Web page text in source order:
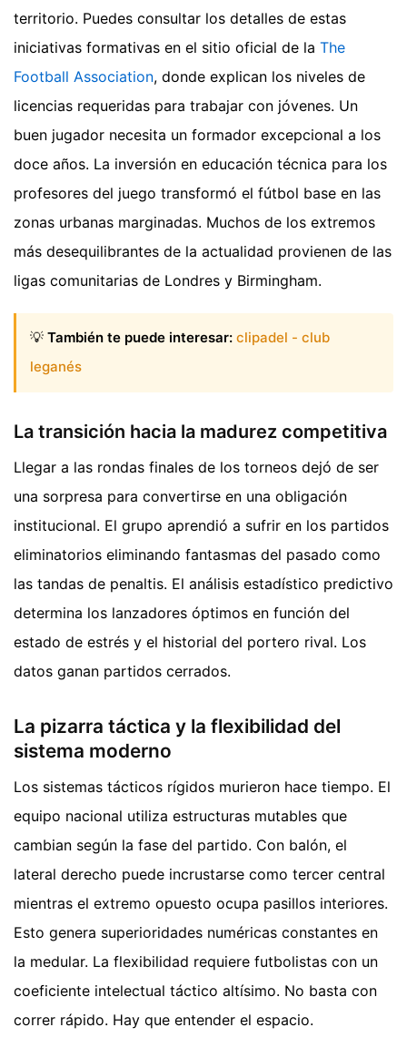
territorio. Puedes consultar los detalles de estas
iniciativas formativas en el sitio oficial de la The
Football Association, donde explican los niveles de
licencias requeridas para trabajar con jóvenes. Un
buen jugador necesita un formador excepcional a los
doce años. La inversión en educación técnica para los
profesores del juego transformó el fútbol base en las
zonas urbanas marginadas. Muchos de los extremos
más desequilibrantes de la actualidad provienen de las
ligas comunitarias de Londres y Birmingham.
💡 También te puede interesar: clipadel - club
leganés
La transición hacia la madurez competitiva
Llegar a las rondas finales de los torneos dejó de ser
una sorpresa para convertirse en una obligación
institucional. El grupo aprendió a sufrir en los partidos
eliminatorios eliminando fantasmas del pasado como
las tandas de penaltis. El análisis estadístico predictivo
determina los lanzadores óptimos en función del
estado de estrés y el historial del portero rival. Los
datos ganan partidos cerrados.
La pizarra táctica y la flexibilidad del
sistema moderno
Los sistemas tácticos rígidos murieron hace tiempo. El
equipo nacional utiliza estructuras mutables que
cambian según la fase del partido. Con balón, el
lateral derecho puede incrustarse como tercer central
mientras el extremo opuesto ocupa pasillos interiores.
Esto genera superioridades numéricas constantes en
la medular. La flexibilidad requiere futbolistas con un
coeficiente intelectual táctico altísimo. No basta con
correr rápido. Hay que entender el espacio.